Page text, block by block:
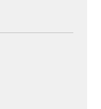
webbplats,